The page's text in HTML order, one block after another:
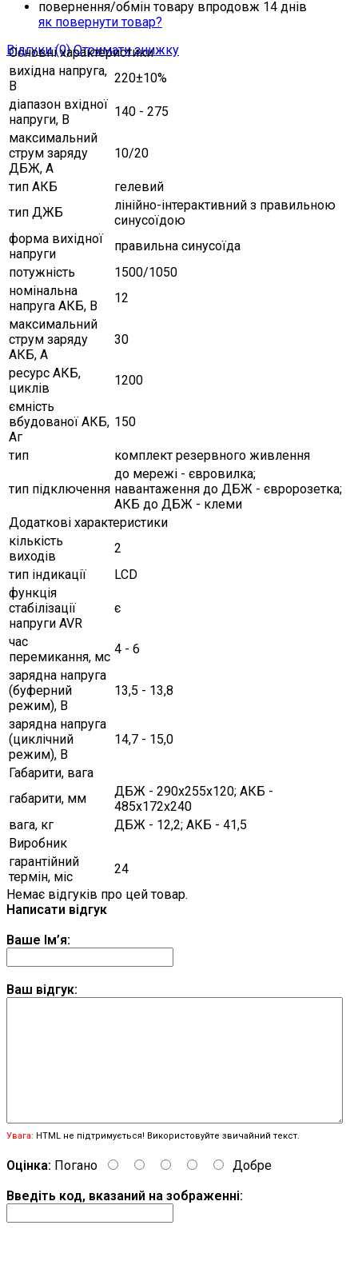
повернення/обмін товару впродовж 14 днів
як повернути товар?
Відгуки (0) Отримати знижку
Основні характеристики
вихідна напруга,
В
220±10%
діапазон вхідної
напруги, В
140 - 275
максимальний
струм заряду
ДБЖ, A
10/20
тип АКБ
гелевий
тип ДЖБ
лінійно-інтерактивний з правильною
синусоїдою
форма вихідної
напруги
правильна синусоїда
потужність
1500/1050
номінальна
напруга АКБ, В
12
максимальний
струм заряду
АКБ, A
30
ресурс АКБ,
циклів
1200
ємність
вбудованої АКБ,
Аг
150
тип комплект резервного живлення
тип підключення
до мережі - євровилка;
навантаження до ДБЖ - євророзетка;
АКБ до ДБЖ - клеми
Додаткові характеристики
кількість
виходів
2
тип індикації
LCD
функція
стабілізації
напруги AVR
є
час
перемикання, мс
4 - 6
зарядна напруга
(буферний
режим), В
13,5 - 13,8
зарядна напруга
(циклічний
режим), В
14,7 - 15,0
Габарити, вага
габарити, мм
ДБЖ - 290х255х120; АКБ -
485х172х240
вага, кг
ДБЖ - 12,2; АКБ - 41,5
Виробник
гарантійний
термін, міс
24
Немає відгуків про цей товар.
Написати відгук
Ваше Ім’я:
Ваш відгук:
Увага: HTML не підтримується! Використовуйте звичайний текст.
Оцінка: Погано
Добре
Введіть код, вказаний на зображенні: